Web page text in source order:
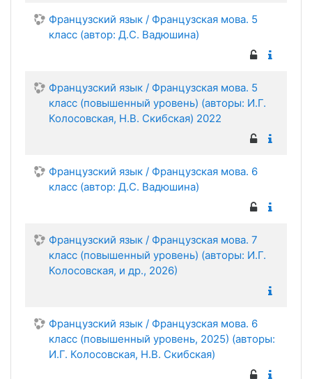
Французский язык / Французская мова. 5
класс (автор: Д.С. Вадюшина)
Французский язык / Французская мова. 5
класс (повышенный уровень) (авторы: И.Г.
Колосовская, Н.В. Скибская) 2022
Французский язык / Французская мова. 6
класс (автор: Д.С. Вадюшина)
Французский язык / Французская мова. 7
класс (повышенный уровень) (авторы: И.Г.
Колосовская, и др., 2026)
Французский язык / Французская мова. 6
класс (повышенный уровень, 2025) (авторы:
И.Г. Колосовская, Н.В. Скибская)